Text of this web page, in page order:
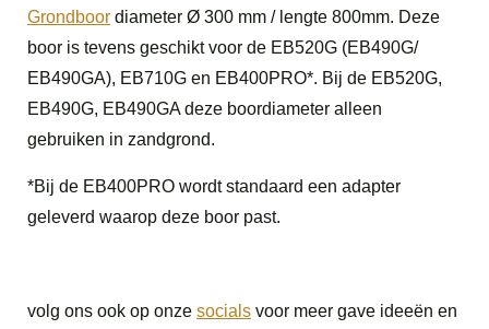
Grondboor diameter Ø 300 mm / lengte 800mm. Deze
boor is tevens geschikt voor de EB520G (EB490G/
EB490GA), EB710G en EB400PRO*. Bij de EB520G,
EB490G, EB490GA deze boordiameter alleen
gebruiken in zandgrond.
*Bij de EB400PRO wordt standaard een adapter
geleverd waarop deze boor past.
volg ons ook op onze socials voor meer gave ideeën en